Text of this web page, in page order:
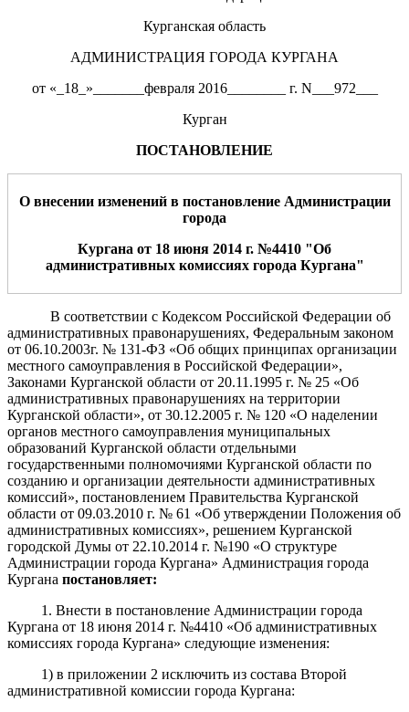
Курганская область
АДМИНИСТРАЦИЯ ГОРОДА КУРГАНА
от «_18_»_______февраля 2016________ г. N___972___
Курган
ПОСТАНОВЛЕНИЕ
О внесении изменений в постановление Администрации
города
Кургана от 18 июня 2014 г. №4410 "Об
административных комиссиях города Кургана"
В соответствии с Кодексом Российской Федерации об
административных правонарушениях, Федеральным законом
от 06.10.2003г. № 131-ФЗ «Об общих принципах организации
местного самоуправления в Российской Федерации»,
Законами Курганской области от 20.11.1995 г. № 25 «Об
административных правонарушениях на территории
Курганской области», от 30.12.2005 г. № 120 «О наделении
органов местного самоуправления муниципальных
образований Курганской области отдельными
государственными полномочиями Курганской области по
созданию и организации деятельности административных
комиссий», постановлением Правительства Курганской
области от 09.03.2010 г. № 61 «Об утверждении Положения об
административных комиссиях», решением Курганской
городской Думы от 22.10.2014 г. №190 «О структуре
Администрации города Кургана» Администрация города
Кургана постановляет:
1. Внести в постановление Администрации города
Кургана от 18 июня 2014 г. №4410 «Об административных
комиссиях города Кургана» следующие изменения:
1) в приложении 2 исключить из состава Второй
административной комиссии города Кургана: